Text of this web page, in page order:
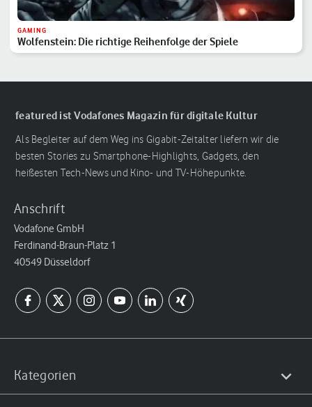
GAMING
Wolfenstein: Die richtige Reihenfolge der Spiele
featured ist Vodafones Magazin für digitale Kultur
Als Begleiter auf dem Weg ins Gigabit-Zeitalter liefern wir die
besten Stories zu Smartphone-Highlights, Gadgets, den
heißesten Tech-News und Kino- und TV-Höhepunkte.
Anschrift
Vodafone GmbH
Ferdinand-Braun-Platz 1
40549 Düsseldorf
Kategorien